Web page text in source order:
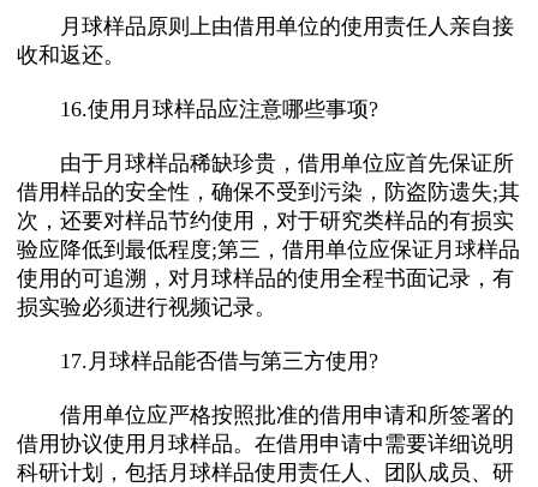
月球样品原则上由借用单位的使用责任人亲自接
收和返还。
16.使用月球样品应注意哪些事项?
由于月球样品稀缺珍贵，借用单位应首先保证所
借用样品的安全性，确保不受到污染，防盗防遗失;其
次，还要对样品节约使用，对于研究类样品的有损实
验应降低到最低程度;第三，借用单位应保证月球样品
使用的可追溯，对月球样品的使用全程书面记录，有
损实验必须进行视频记录。
17.月球样品能否借与第三方使用?
借用单位应严格按照批准的借用申请和所签署的
借用协议使用月球样品。在借用申请中需要详细说明
科研计划，包括月球样品使用责任人、团队成员、研